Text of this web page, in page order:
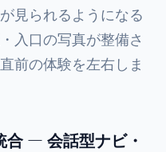
見られるようになる
入口の写真が整備さ
前の体験を左右しま
— 会話型ナビ・